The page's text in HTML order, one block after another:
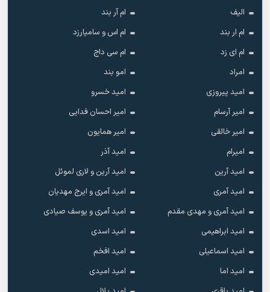
الیف
ام آر بند
ام ار بند
ام اس و سامیارزد
ام ای زد
ام سی داج
امراد
امو بند
امید پیروزی
امید خسرو
امیر آرسام
امیر احسان فدایی
امیر خالقى
امیر همایون
امیرام
امید آذر
امید آرین
امید آرین و لاری لموئل
امید آمری
امید آمری و ایرج مهدیان
امید آمری و مهدی مقدم
امید آمری و یوسف صیادی
امید ابراهیمی
امید اسدی
امید اسماعیلی
امید افخم
امید اما
امید امیدی